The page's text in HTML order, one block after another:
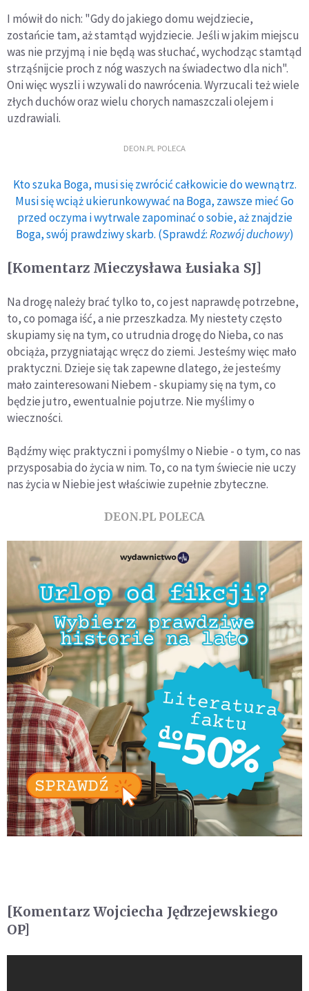
I mówił do nich: "Gdy do jakiego domu wejdziecie,
zostańcie tam, aż stamtąd wyjdziecie. Jeśli w jakim miejscu
was nie przyjmą i nie będą was słuchać, wychodząc stamtąd
strząśnijcie proch z nóg waszych na świadectwo dla nich".
Oni więc wyszli i wzywali do nawrócenia. Wyrzucali też wiele
złych duchów oraz wielu chorych namaszczali olejem i
uzdrawiali.
DEON.PL POLECA
Kto szuka Boga, musi się zwrócić całkowicie do wewnątrz.
Musi się wciąż ukierunkowywać na Boga, zawsze mieć Go
przed oczyma i wytrwale zapominać o sobie, aż znajdzie
Boga, swój prawdziwy skarb. (Sprawdź:Rozwój duchowy)
[Komentarz Mieczysława Łusiaka SJ]
Na drogę należy brać tylko to, co jest naprawdę potrzebne,
to, co pomaga iść, a nie przeszkadza. My niestety często
skupiamy się na tym, co utrudnia drogę do Nieba, co nas
obciąża, przygniatając wręcz do ziemi. Jesteśmy więc mało
praktyczni. Dzieje się tak zapewne dlatego, że jesteśmy
mało zainteresowani Niebem - skupiamy się na tym, co
będzie jutro, ewentualnie pojutrze. Nie myślimy o
wieczności.
Bądźmy więc praktyczni i pomyślmy o Niebie - o tym, co nas
przysposabia do życia w nim. To, co na tym świecie nie uczy
nas życia w Niebie jest właściwie zupełnie zbyteczne.
DEON.PL POLECA
[Komentarz Wojciecha Jędrzejewskiego
OP]